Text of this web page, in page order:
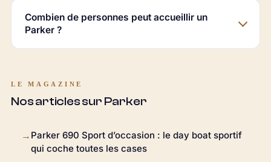
Combien de personnes peut accueillir un
Parker ?
LE MAGAZINE
Nos articles sur Parker
→ Parker 690 Sport d’occasion : le day boat sportif
qui coche toutes les cases